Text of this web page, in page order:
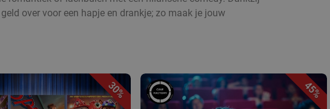
over voor een hapje en drankje; zo maak je jouw
30% 45%